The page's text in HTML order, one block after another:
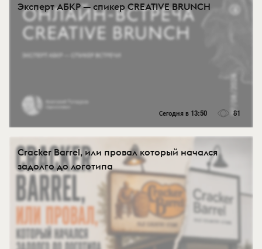
Эксперт АБКР — спикер CREATIVE BRUNCH
Сегодня в 13:50 81
Cracker Barrel, или провал который начался
задолго до логотипа